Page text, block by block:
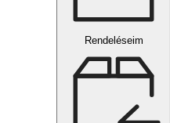
Rendeléseim